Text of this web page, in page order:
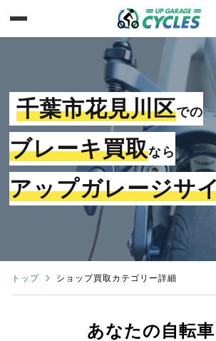
千葉市花見川区での
ブレーキ買取なら
アップガレージサ
トップ ショップ買取カテゴリー詳細
あなたの自転車